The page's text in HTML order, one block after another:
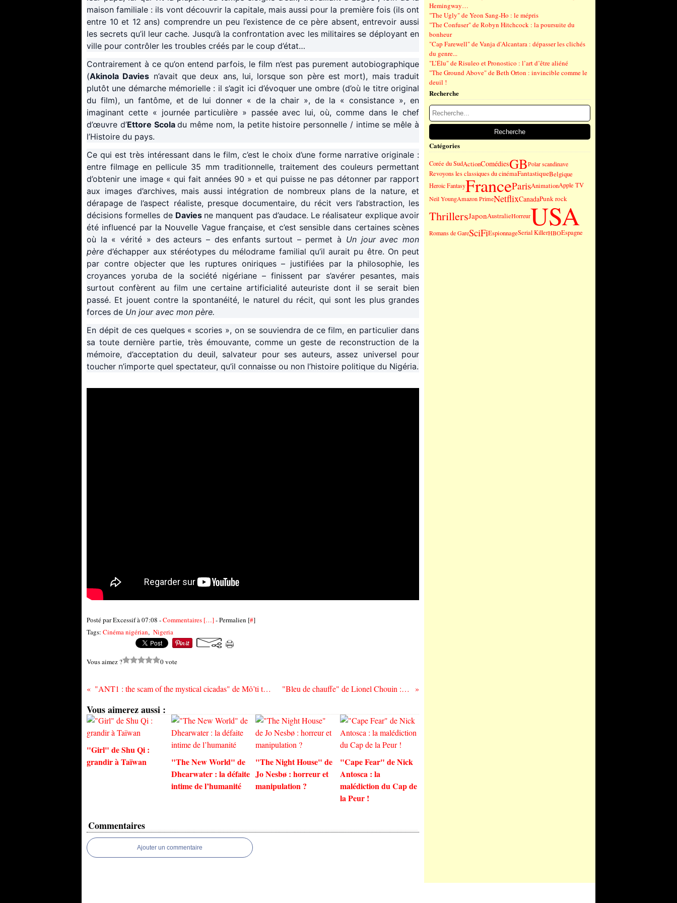
maison familiale : ils vont découvrir la capitale, mais aussi pour la première fois (ils ont
entre 10 et 12 ans) comprendre un peu l’existence de ce père absent, entrevoir aussi
les secrets qu’il leur cache. Jusqu’à la confrontation avec les militaires se déployant en
ville pour contrôler les troubles créés par le coup d’état…
Contrairement à ce qu’on entend parfois, le film n’est pas purement autobiographique
(Akinola Davies n’avait que deux ans, lui, lorsque son père est mort), mais traduit
plutôt une démarche mémorielle : il s’agit ici d’évoquer une ombre (d’où le titre original
du film), un fantôme, et de lui donner « de la chair », de la « consistance », en
imaginant cette « journée particulière » passée avec lui, où, comme dans le chef
d’œuvre d’Ettore Scola du même nom, la petite histoire personnelle / intime se mêle à
l’Histoire du pays.
Ce qui est très intéressant dans le film, c’est le choix d’une forme narrative originale :
entre filmage en pellicule 35 mm traditionnelle, traitement des couleurs permettant
d’obtenir une image « qui fait années 90 » et qui puisse ne pas détonner par rapport
aux images d’archives, mais aussi intégration de nombreux plans de la nature, et
dérapage de l’aspect réaliste, presque documentaire, du récit vers l’abstraction, les
décisions formelles de Davies ne manquent pas d’audace. Le réalisateur explique avoir
été influencé par la Nouvelle Vague française, et c’est sensible dans certaines scènes
où la « vérité » des acteurs – des enfants surtout – permet à Un jour avec mon
père d’échapper aux stéréotypes du mélodrame familial qu’il aurait pu être. On peut
par contre objecter que les ruptures oniriques – justifiées par la philosophie, les
croyances yoruba de la société nigériane – finissent par s’avérer pesantes, mais
surtout confèrent au film une certaine artificialité auteuriste dont il se serait bien
passé. Et jouent contre la spontanéité, le naturel du récit, qui sont les plus grandes
forces de Un jour avec mon père.
En dépit de ces quelques « scories », on se souviendra de ce film, en particulier dans
sa toute dernière partie, très émouvante, comme un geste de reconstruction de la
mémoire, d’acceptation du deuil, salvateur pour ses auteurs, assez universel pour
toucher n’importe quel spectateur, qu’il connaisse ou non l’histoire politique du Nigéria.
Posté par Excessif à 07:08 -Commentaires […]- Permalien [#]
Tags: Cinéma nigérian, Nigeria
Vous aimez ? 0 vote
"ANT1 : the scam of the mystical cicadas" de Mô’ti tëi : la revanche des cigales "Bleu de chauffe" de Lionel Chouin : les origines du Mal
Vous aimerez aussi :
"Girl" de Shu Qi :
grandir à Taïwan
"The New World" de
Dhearwater : la défaite
intime de l’humanité
"The Night House" de
Jo Nesbø : horreur et
manipulation ?
"Cape Fear" de Nick
Antosca : la
malédiction du Cap de
la Peur !
Commentaires
Ajouter un commentaire
Hemingway…
"The Ugly" de Yeon Sang-Ho : le mépris
"The Confuser" de Robyn Hitchcock : la poursuite du
bonheur
"Cap Farewell" de Vanja d'Alcantara : dépasser les clichés
du genre...
"L’Élu" de Risuleo et Pronostico : l’art d’être aliéné
"The Ground Above" de Beth Orton : invincible comme le
deuil !
Recherche
Catégories
Corée du SudActionComédiesGBPolar scandinave
Revoyons les classiques du cinémaFantastiqueBelgique
Heroic FantasyFranceParisAnimationApple TV
Neil YoungAmazon PrimeNetflixCanadaPunk rock
ThrillersJaponAustralieHorreurUSA
Romans de GareSciFiEspionnageSerial KillerHBOEspagne